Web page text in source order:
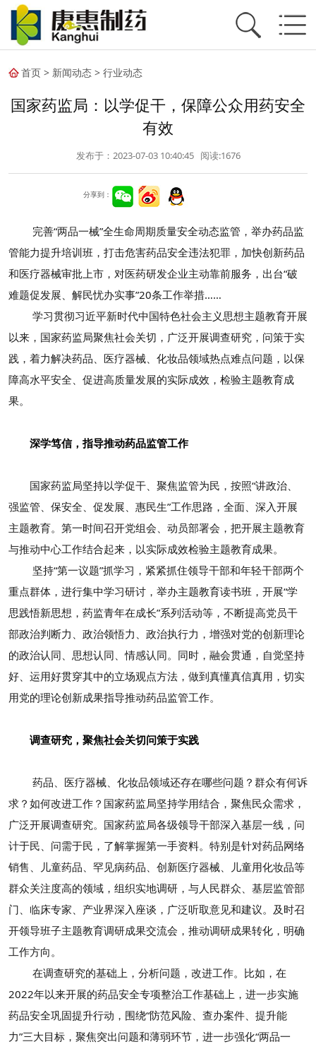
首页 > 新闻动态 > 行业动态
国家药监局：以学促干，保障公众用药安全
有效
发布于：2023-07-03 10:40:45 阅读:1676
分享到：
完善“两品一械”全生命周期质量安全动态监管，举办药品监
管能力提升培训班，打击危害药品安全违法犯罪，加快创新药品
和医疗器械审批上市，对医药研发企业主动靠前服务，出台“破
难题促发展、解民忧办实事”20条工作举措……
学习贯彻习近平新时代中国特色社会主义思想主题教育开展
以来，国家药监局聚焦社会关切，广泛开展调查研究，问策于实
践，着力解决药品、医疗器械、化妆品领域热点难点问题，以保
障高水平安全、促进高质量发展的实际成效，检验主题教育成
果。
深学笃信，指导推动药品监管工作
国家药监局坚持以学促干、聚焦监管为民，按照“讲政治、
强监管、保安全、促发展、惠民生”工作思路，全面、深入开展
主题教育。第一时间召开党组会、动员部署会，把开展主题教育
与推动中心工作结合起来，以实际成效检验主题教育成果。
坚持“第一议题”抓学习，紧紧抓住领导干部和年轻干部两个
重点群体，进行集中学习研讨，举办主题教育读书班，开展“学
思践悟新思想，药监青年在成长”系列活动等，不断提高党员干
部政治判断力、政治领悟力、政治执行力，增强对党的创新理论
的政治认同、思想认同、情感认同。同时，融会贯通，自觉坚持
好、运用好贯穿其中的立场观点方法，做到真懂真信真用，切实
用党的理论创新成果指导推动药品监管工作。
调查研究，聚焦社会关切问策于实践
药品、医疗器械、化妆品领域还存在哪些问题？群众有何诉
求？如何改进工作？国家药监局坚持学用结合，聚焦民众需求，
广泛开展调查研究。国家药监局各级领导干部深入基层一线，问
计于民、问需于民，了解掌握第一手资料。特别是针对药品网络
销售、儿童药品、罕见病药品、创新医疗器械、儿童用化妆品等
群众关注度高的领域，组织实地调研，与人民群众、基层监管部
门、临床专家、产业界深入座谈，广泛听取意见和建议。及时召
开领导班子主题教育调研成果交流会，推动调研成果转化，明确
工作方向。
在调查研究的基础上，分析问题，改进工作。比如，在
2022年以来开展的药品安全专项整治工作基础上，进一步实施
药品安全巩固提升行动，围绕“防范风险、查办案件、提升能
力”三大目标，聚焦突出问题和薄弱环节，进一步强化“两品一